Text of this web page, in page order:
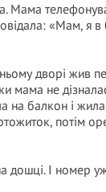
Мама
«Мам, я
дворі жив
мама не
на балкон і
потім
дошці. І номер